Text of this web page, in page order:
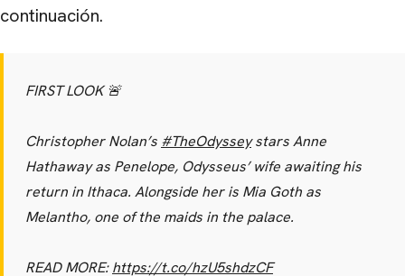
continuación.
FIRST LOOK 🚨
Christopher Nolan’s #TheOdysseystars Anne
Hathaway as Penelope, Odysseus’ wife awaiting his
return in Ithaca. Alongside her is Mia Goth as
Melantho, one of the maids in the palace.
READ MORE:https://t.co/hzU5shdzCF